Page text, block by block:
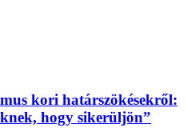
kori határszökésekről:
hogy sikerüljön”